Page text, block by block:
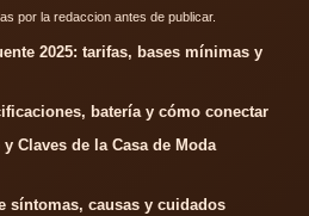
por la redaccion antes de publicar.
2025: tarifas, bases mínimas y
batería y cómo conectar
Claves de la Casa de Moda
síntomas, causas y cuidados